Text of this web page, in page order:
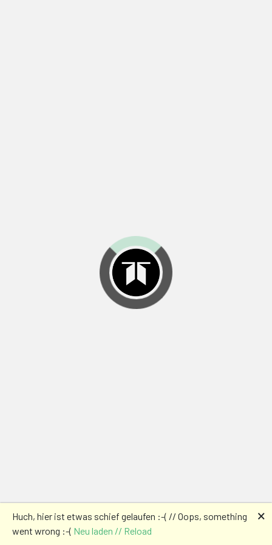
Huch, hier ist etwas schief gelaufen :-( // Oops, something
went wrong :-( Neu laden // Reload
🗙